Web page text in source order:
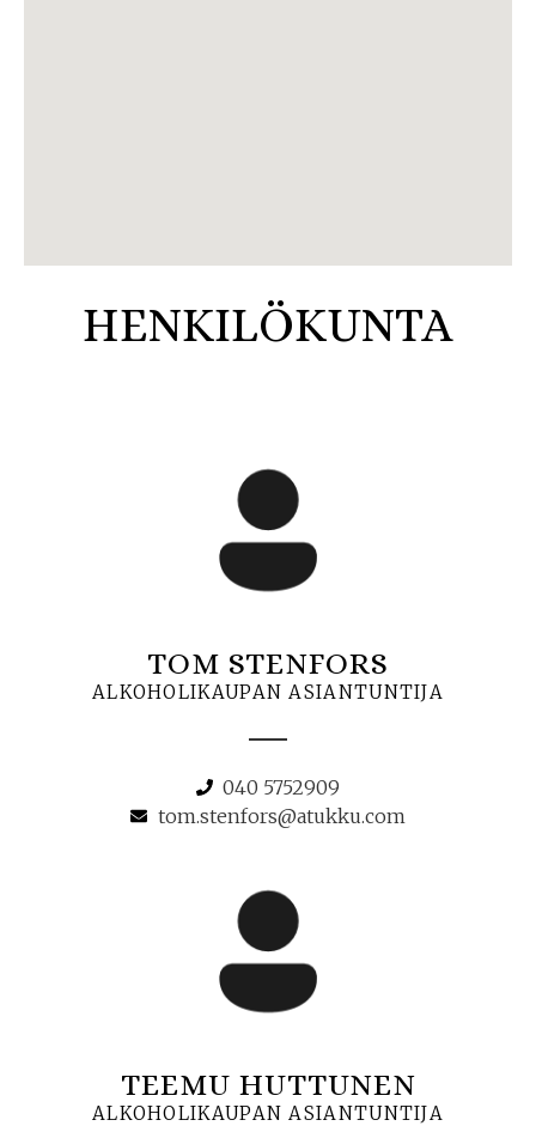
HENKILÖKUNTA
TOM STENFORS
ALKOHOLIKAUPAN ASIANTUNTIJA
040 5752909
tom.stenfors@atukku.com
TEEMU HUTTUNEN
ALKOHOLIKAUPAN ASIANTUNTIJA